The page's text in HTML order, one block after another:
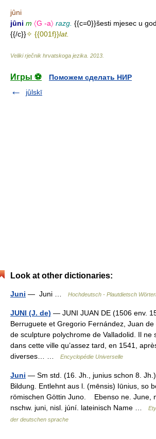
jȗni
jȗni m 〈G -a〉 razg. {{c=0}}šesti mjesec u
{{/c}}✧ {{001f}}lat.
Veliki rječnik hrvatskoga jezika 2013
Игры ⚽
Поможем сделать НИР
jȗlskī
Look at other dictionaries:
Juni — Juni … Hochdeutsch - Plautdietsch
JUNI (J. de) — JUNI JUAN DE (1506 env.
Berruguete et Gregorio Fernández, Juan de
de sculpture polychrome de Valladolid. Il ne
dans cette ville qu’assez tard, en 1541,
diverses… …
Encyclopédie Universelle
Juni — Sm std. (16. Jh., junius schon 8.
Bildung. Entlehnt aus l. (mēnsis) Iūnius, so
römischen Göttin Juno. Ebenso ne. June,
nschw. juni, nisl. júní. lateinisch Name …
der deutschen sprache